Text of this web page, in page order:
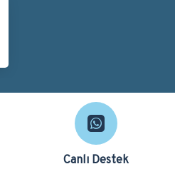
Canlı Destek